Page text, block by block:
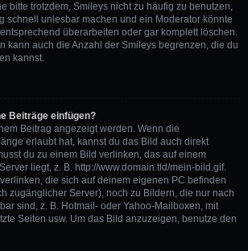
bitte trotzdem, Smileys nicht zu häufig zu benutzen,
schnell unlesbar machen und ein Moderator könnte
überarbeiten oder gar komplett löschen.
kann auch die Anzahl der Smileys begrenzen, die du
kannst.
Beiträge einfügen?
Beitrag angezeigt werden. Wenn die
erlaubt hat, kannst du das Bild auch direkt
du zu einem Bild verlinken, das auf einem
liegt, z. B. http://www.domain.tld/mein-bild.gif.
die sich auf deinem eigenen PC befinden
zugänglicher Server), noch zu Bildern, die nur nach
sind, z. B. Hotmail- oder Yahoo-Mailboxen, mit
Seiten usw. Um das Bild anzuzeigen, benutze den